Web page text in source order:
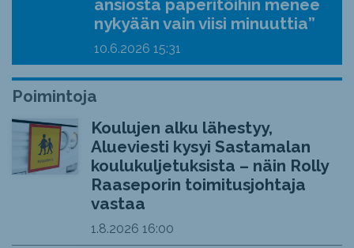
ansiosta paperitöihin menee
nykyään vain viisi minuuttia”
10.6.2026 15:31
Poimintoja
Koulujen alku lähestyy,
Alueviesti kysyi Sastamalan
koulukuljetuksista – näin Rolly
Raaseporin toimitusjohtaja
vastaa
1.8.2026 16:00